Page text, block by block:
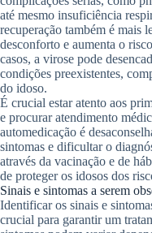
até mesmo insuficiência
recuperação também é mais
desconforto e aumenta o
casos, a virose pode
condições preexistentes,
do idoso.
É crucial estar atento aos
e procurar atendimento
automedicação é
sintomas e dificultar o
através da vacinação e de
de proteger os idosos dos
Sinais e sintomas a serem
Identificar os sinais e
crucial para garantir um